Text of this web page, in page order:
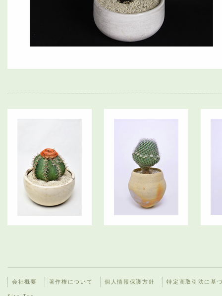
会社概要 著作権について 個人情報保護方針 特定商取引法に基